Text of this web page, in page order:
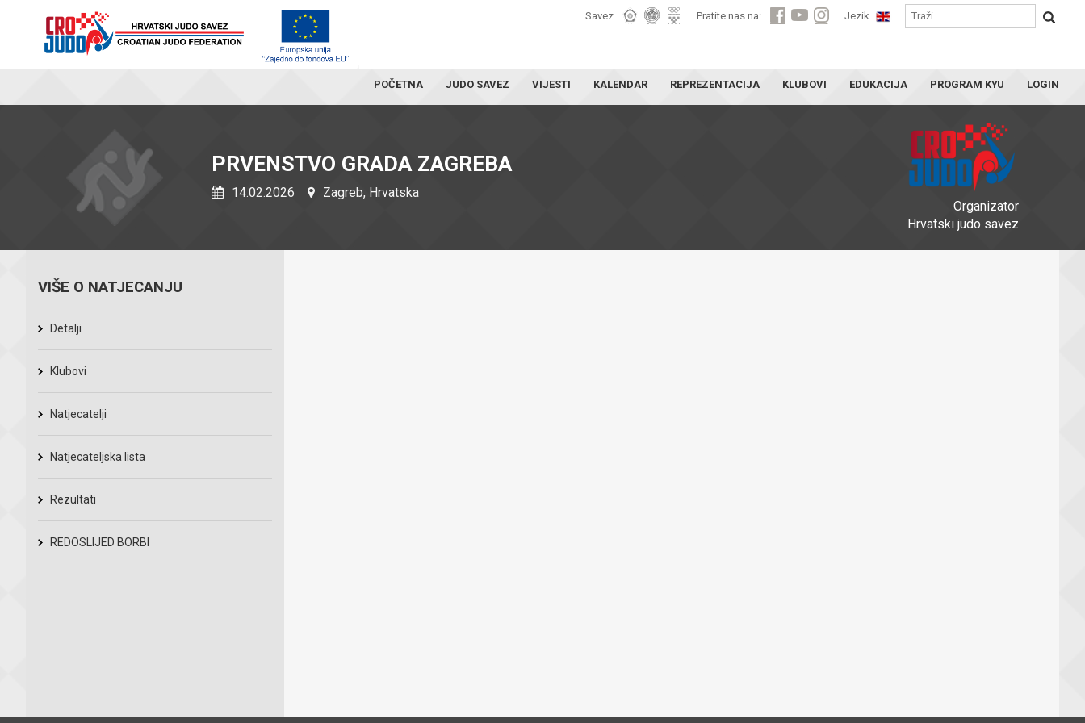
Savez Pratite nas na: Jezik
POČETNA JUDO SAVEZ VIJESTI KALENDAR REPREZENTACIJA KLUBOVI EDUKACIJA PROGRAM KYU LOGIN
Organizator
Hrvatski judo savez
PRVENSTVO GRADA ZAGREBA
14.02.2026 Zagreb, Hrvatska
VIŠE O NATJECANJU
Detalji
Klubovi
Natjecatelji
Natjecateljska lista
Rezultati
REDOSLIJED BORBI